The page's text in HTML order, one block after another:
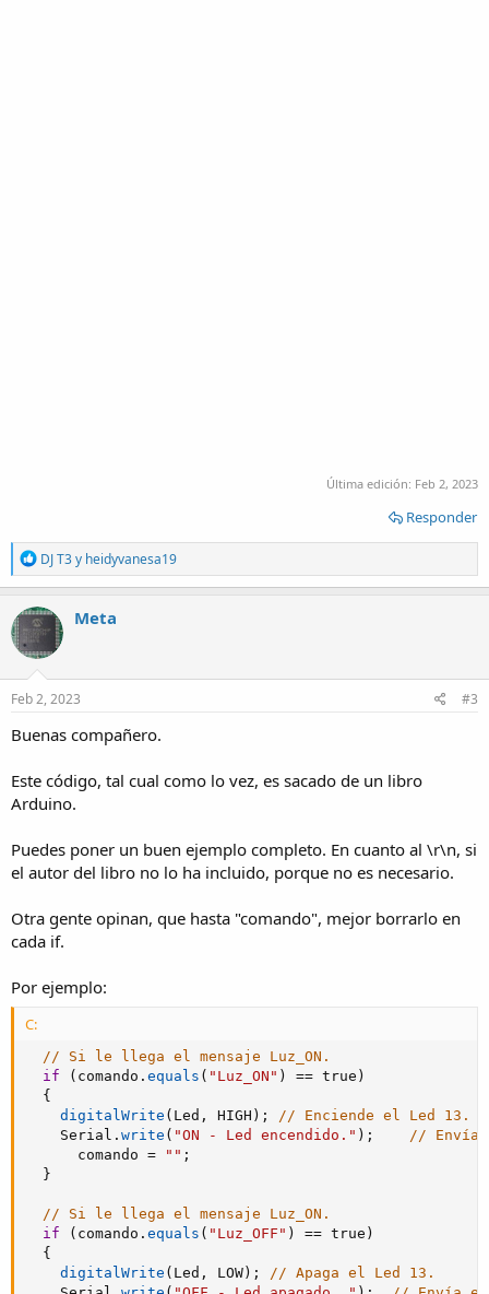
Última edición: Feb 2, 2023
Responder
R
e
a
c
t
o
n
s
DJ T3y heidyvanesa19
Meta
Feb 2, 2023 #3
Buenas compañero.
Este código, tal cual como lo vez, es sacado de un libro
Arduino.
Puedes poner un buen ejemplo completo. En cuanto al \r\n, si
el autor del libro no lo ha incluido, porque no es necesario.
Otra gente opinan, que hasta "comando", mejor borrarlo en
cada if.
Por ejemplo:
C:
// Si le llega el mensaje Luz_ON.
if
( comando . equals ( "Luz_ON" ) == true )
{
digitalWrite ( Led , HIGH ) ;
// Enciende el Led 13.
    Serial
. write ( "ON - Led encendido." ) ;
// Envía
      comando
= "" ;
}
// Si le llega el mensaje Luz_ON.
if
( comando . equals ( "Luz_OFF" ) == true )
{
digitalWrite ( Led , LOW ) ;
// Apaga el Led 13.